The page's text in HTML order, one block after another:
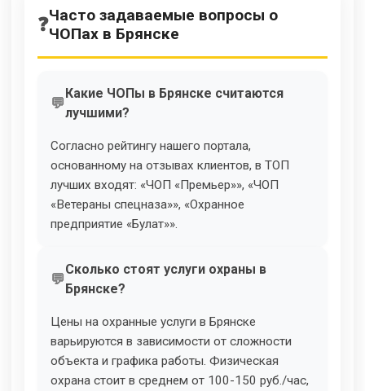
Часто задаваемые вопросы о
ЧОПах в Брянске
Какие ЧОПы в Брянске считаются
лучшими?
Согласно рейтингу нашего портала,
основанному на отзывах клиентов, в ТОП
лучших входят: «ЧОП «Премьер»», «ЧОП
«Ветераны спецназа»», «Охранное
предприятие «Булат»».
Сколько стоят услуги охраны в
Брянске?
Цены на охранные услуги в Брянске
варьируются в зависимости от сложности
объекта и графика работы. Физическая
охрана стоит в среднем от 100-150 руб./час,